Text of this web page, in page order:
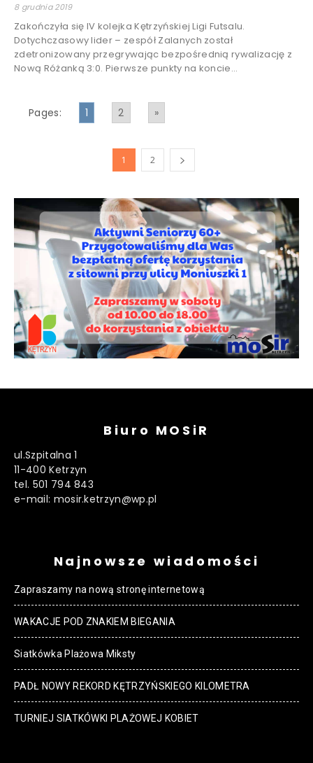
8 grudnia 2019
Zakończyła się IV kolejka Kętrzyńskiej Ligi Futsalu.
Dotychczasowy lider – zespół Zalanych został
zdetronizowany przegrywając bezpośrednią rywalizację z
Nową Różanką 3:0. Pierwsze punkty na koncie...
Pages: 1 2 »
1 2
Biuro MOSiR
ul.Szpitalna 1
11-400 Ketrzyn
tel. 501 794 843
e-mail: mosir.ketrzyn@wp.pl
Najnowsze wiadomości
Zapraszamy na nową stronę internetową
WAKACJE POD ZNAKIEM BIEGANIA
Siatkówka Plażowa Miksty
PADŁ NOWY REKORD KĘTRZYŃSKIEGO KILOMETRA
TURNIEJ SIATKÓWKI PLAŻOWEJ KOBIET